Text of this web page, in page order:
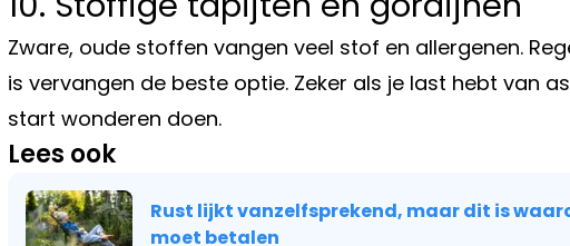
Zware, oude stoffen vangen veel stof en allergenen.
is vervangen de beste optie. Zeker als je last hebt van
start wonderen doen.
Lees ook
Rust lijkt vanzelfsprekend, maar dit is
moet betalen